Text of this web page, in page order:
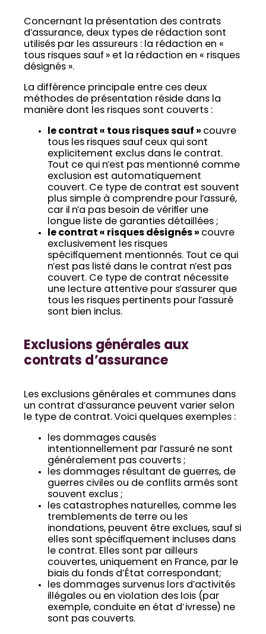
Concernant la présentation des contrats
d’assurance, deux types de rédaction sont
utilisés par les assureurs : la rédaction en «
tous risques sauf » et la rédaction en « risques
désignés ».
La différence principale entre ces deux
méthodes de présentation réside dans la
manière dont les risques sont couverts :
le contrat « tous risques sauf » couvre
tous les risques sauf ceux qui sont
explicitement exclus dans le contrat.
Tout ce qui n’est pas mentionné comme
exclusion est automatiquement
couvert. Ce type de contrat est souvent
plus simple à comprendre pour l’assuré,
car il n’a pas besoin de vérifier une
longue liste de garanties détaillées ;
le contrat « risques désignés » couvre
exclusivement les risques
spécifiquement mentionnés. Tout ce qui
n’est pas listé dans le contrat n’est pas
couvert. Ce type de contrat nécessite
une lecture attentive pour s’assurer que
tous les risques pertinents pour l’assuré
sont bien inclus.
Exclusions générales aux
contrats d’assurance
Les exclusions générales et communes dans
un contrat d’assurance peuvent varier selon
le type de contrat. Voici quelques exemples :
les dommages causés
intentionnellement par l’assuré ne sont
généralement pas couverts ;
les dommages résultant de guerres, de
guerres civiles ou de conflits armés sont
souvent exclus ;
les catastrophes naturelles, comme les
tremblements de terre ou les
inondations, peuvent être exclues, sauf si
elles sont spécifiquement incluses dans
le contrat. Elles sont par ailleurs
couvertes, uniquement en France, par le
biais du fonds d’État correspondant;
les dommages survenus lors d’activités
illégales ou en violation des lois (par
exemple, conduite en état d’ivresse) ne
sont pas couverts.